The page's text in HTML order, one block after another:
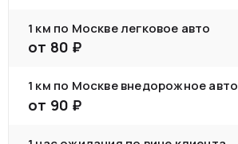
1 км по Москве легковое авто
от 80 ₽
1 км по Москве внедорожное авто
от 90 ₽